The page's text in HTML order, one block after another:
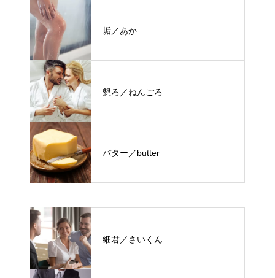
垢／あか
懇ろ／ねんごろ
バター／butter
細君／さいくん